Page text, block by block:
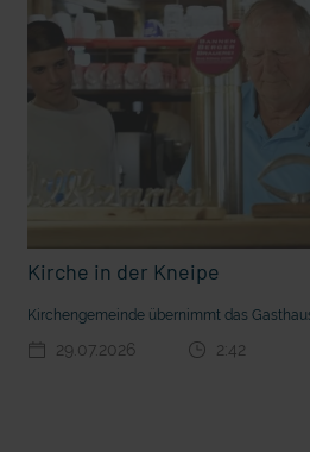
deutsche Sprache? Vorhang auf für
Kirche in der Kneipe
Kirchengemeinde übernimmt das
29.07.2026 2:42